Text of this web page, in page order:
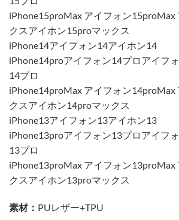
iPhone15proMax アイフォン15proMax
クスアイホン15proマックス
iPhone14アイフォン14アイホン14
iPhone14proアイフォン14プロアイフ
14プロ
iPhone14proMax アイフォン14proMax
クスアイホン14proマックス
iPhone13アイフォン13アイホン13
iPhone13proアイフォン13プロアイフ
13プロ
iPhone13proMax アイフォン13proMax
クスアイホン13proマックス
素材： PUレザー+TPU